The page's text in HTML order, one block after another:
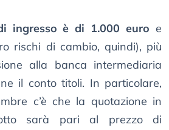
ingresso è di 1.000 euro e
rischi di cambio, quindi), più
alla banca intermediaria
il conto titoli. In particolare,
c’è che la quotazione in
sarà pari al prezzo di